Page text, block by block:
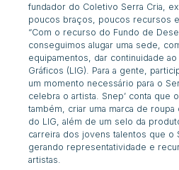
fundador do Coletivo Serra Cria,
poucos braços, poucos recursos
“Com o recurso do Fundo de
conseguimos alugar uma sede,
equipamentos, dar continuidade
Gráficos (LIG). Para a gente,
um momento necessário para o
celebra o artista. Snep’ conta que
também, criar uma marca de roupa
do LIG, além de um selo da
carreira dos jovens talentos que o
gerando representatividade e
artistas.